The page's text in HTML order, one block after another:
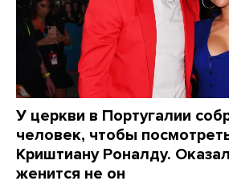
У церкви в Португалии
человек, чтобы
Криштиану Роналду.
женится не он